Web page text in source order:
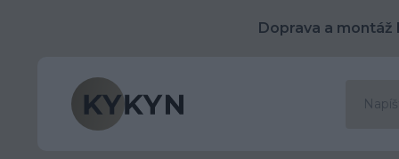
Doprava a montáž